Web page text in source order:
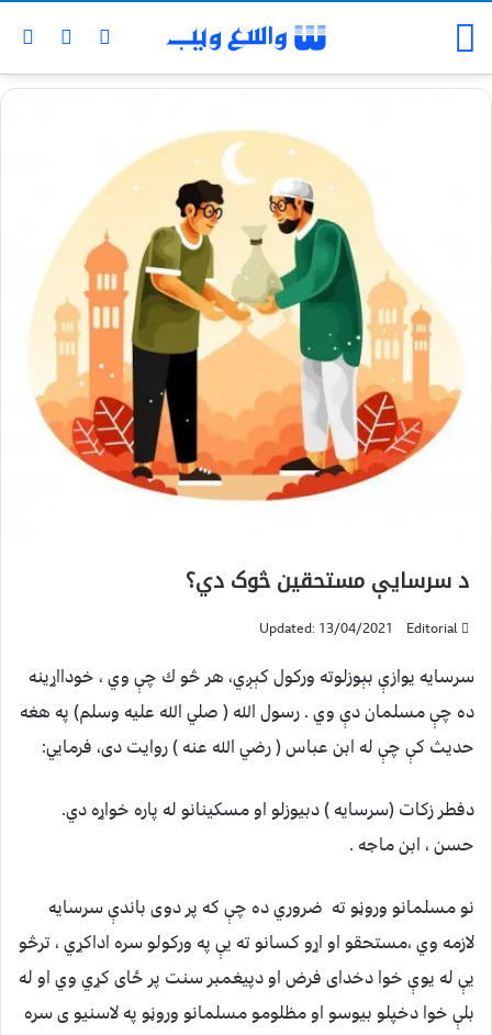
د سرسايې مستحقين څوک دي؟
Editorial
Updated: 13/04/2021
سرسايه يوازې بېوزلوته وركول كېږي، هر څو ك چې وي ، خودااړينه
ده چې مسلمان دې وي . رسول الله ( صلي الله عليه وسلم) په هغه
حديث كې چې له ابن عباس ( رضي الله عنه ) روايت دى، فرمايي:
دفطر زكات (سرسايه ) دبيوزلو او مسكينانو له پاره خواړه دي.
حسن ، ابن ماجه .
نو مسلمانو وروڼو ته ضروري ده چې كه پر دوى باندې سرسايه
لازمه وي ،مستحقو او اړو كسانو ته يې په وركولو سره اداكړي ، ترڅو
يې له يوې خوا دخداى فرض او دپيغمبر سنت پر ځاى كړي وي او له
بلې خوا دخپلو بيوسو او مظلومو مسلمانو وروڼو په لاسنيو ى سره